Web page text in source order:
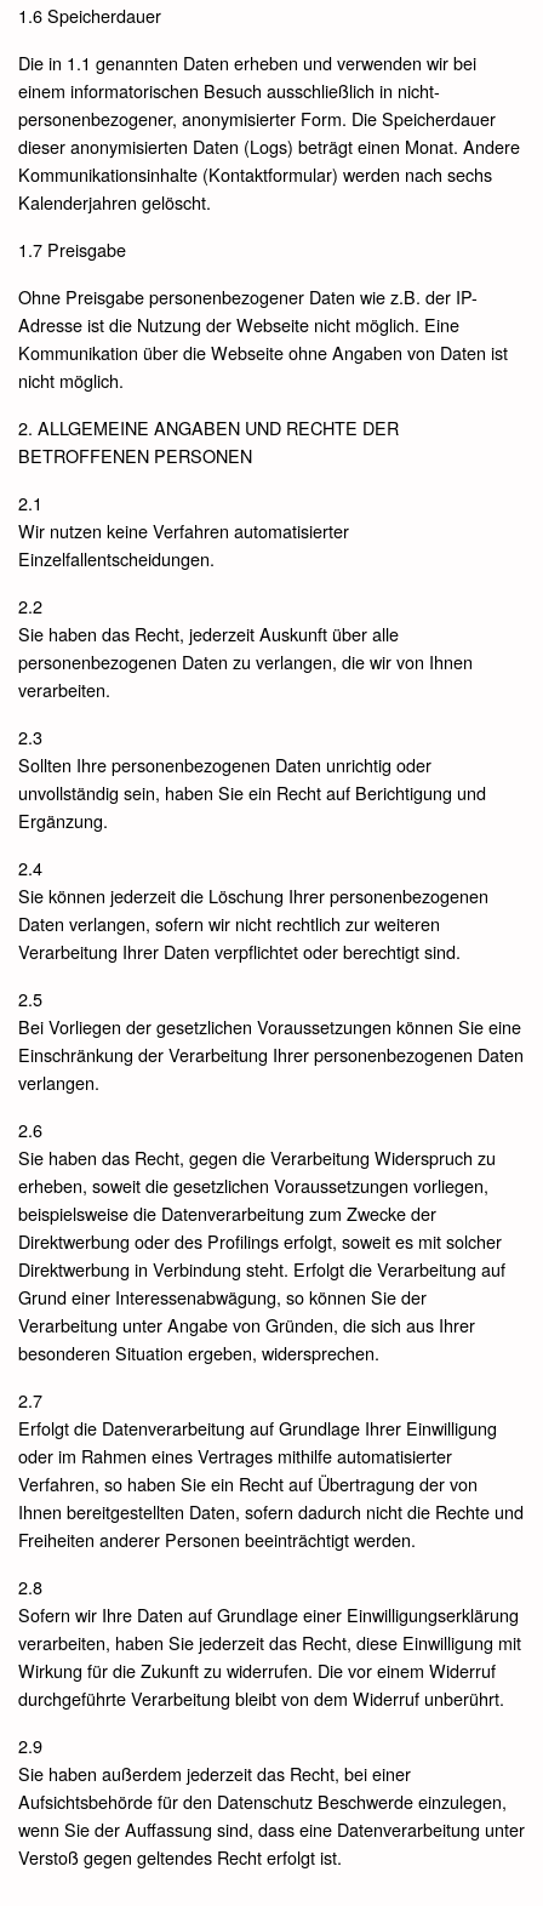
1.6 Speicherdauer
Die in 1.1 genannten Daten erheben und verwenden wir bei
einem informatorischen Besuch ausschließlich in nicht-
personenbezogener, anonymisierter Form. Die Speicherdauer
dieser anonymisierten Daten (Logs) beträgt einen Monat. Andere
Kommunikationsinhalte (Kontaktformular) werden nach sechs
Kalenderjahren gelöscht.
1.7 Preisgabe
Ohne Preisgabe personenbezogener Daten wie z.B. der IP-
Adresse ist die Nutzung der Webseite nicht möglich. Eine
Kommunikation über die Webseite ohne Angaben von Daten ist
nicht möglich.
2. ALLGEMEINE ANGABEN UND RECHTE DER
BETROFFENEN PERSONEN
2.1
Wir nutzen keine Verfahren automatisierter
Einzelfallentscheidungen.
2.2
Sie haben das Recht, jederzeit Auskunft über alle
personenbezogenen Daten zu verlangen, die wir von Ihnen
verarbeiten.
2.3
Sollten Ihre personenbezogenen Daten unrichtig oder
unvollständig sein, haben Sie ein Recht auf Berichtigung und
Ergänzung.
2.4
Sie können jederzeit die Löschung Ihrer personenbezogenen
Daten verlangen, sofern wir nicht rechtlich zur weiteren
Verarbeitung Ihrer Daten verpflichtet oder berechtigt sind.
2.5
Bei Vorliegen der gesetzlichen Voraussetzungen können Sie eine
Einschränkung der Verarbeitung Ihrer personenbezogenen Daten
verlangen.
2.6
Sie haben das Recht, gegen die Verarbeitung Widerspruch zu
erheben, soweit die gesetzlichen Voraussetzungen vorliegen,
beispielsweise die Datenverarbeitung zum Zwecke der
Direktwerbung oder des Profilings erfolgt, soweit es mit solcher
Direktwerbung in Verbindung steht. Erfolgt die Verarbeitung auf
Grund einer Interessenabwägung, so können Sie der
Verarbeitung unter Angabe von Gründen, die sich aus Ihrer
besonderen Situation ergeben, widersprechen.
2.7
Erfolgt die Datenverarbeitung auf Grundlage Ihrer Einwilligung
oder im Rahmen eines Vertrages mithilfe automatisierter
Verfahren, so haben Sie ein Recht auf Übertragung der von
Ihnen bereitgestellten Daten, sofern dadurch nicht die Rechte und
Freiheiten anderer Personen beeinträchtigt werden.
2.8
Sofern wir Ihre Daten auf Grundlage einer Einwilligungserklärung
verarbeiten, haben Sie jederzeit das Recht, diese Einwilligung mit
Wirkung für die Zukunft zu widerrufen. Die vor einem Widerruf
durchgeführte Verarbeitung bleibt von dem Widerruf unberührt.
2.9
Sie haben außerdem jederzeit das Recht, bei einer
Aufsichtsbehörde für den Datenschutz Beschwerde einzulegen,
wenn Sie der Auffassung sind, dass eine Datenverarbeitung unter
Verstoß gegen geltendes Recht erfolgt ist.